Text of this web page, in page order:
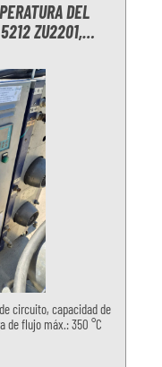
DEL
5212 ZU2201,
circuito, capacidad de
de flujo máx.: 350 °C